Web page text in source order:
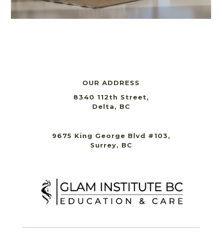
OUR ADDRESS
8340 112th Street,
Delta, BC
9675 King George Blvd #103,
Surrey, BC